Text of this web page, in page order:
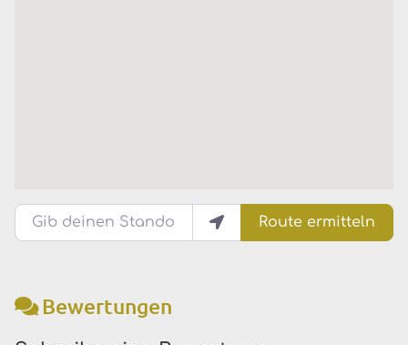
Gib deinen Standort ein.
Route ermitteln
Bewertungen